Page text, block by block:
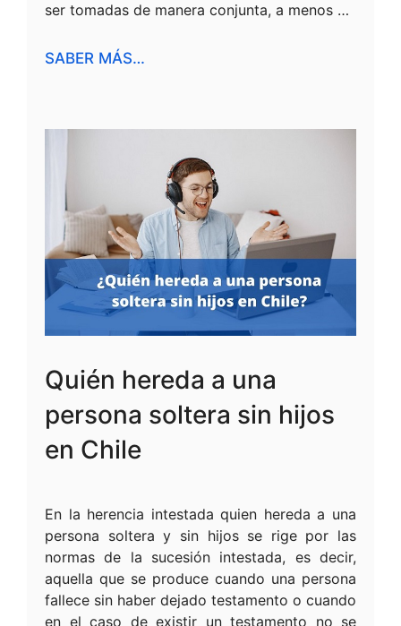
ser tomadas de manera conjunta, a menos …
SABER MÁS…
Quién hereda a una
persona soltera sin hijos
en Chile
En la herencia intestada quien hereda a una
persona soltera y sin hijos se rige por las
normas de la sucesión intestada, es decir,
aquella que se produce cuando una persona
fallece sin haber dejado testamento o cuando
en el caso de existir un testamento no se